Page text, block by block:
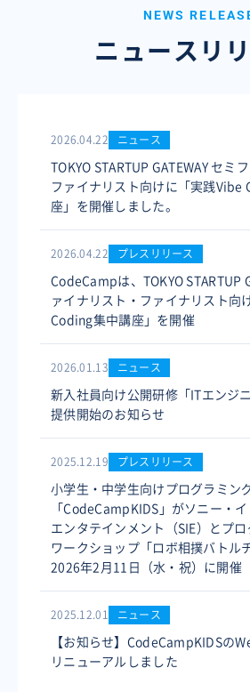
NEWS
ニュースリ
2026.04.22 ニュース
TOKYO STARTUP GATEWAY セミ
ファイナリスト向けに「実践Vibe
座」を開催しました。
2026.04.22 プレスリリース
CodeCampは、TOKYO STARTUP
ァイナリスト・ファイナリスト向
Coding集中講座」を開催
2026.01.13 ニュース
新入社員向け公開研修「ITエンジ
提供開始のお知らせ
2025.12.19 プレスリリース
小学生・中学生向けプログラミン
「CodeCampKIDS」がソニー・
エンタテインメント（SIE）とプ
ワークショップ「ロボ相撲バトル
2026年2月11日（水・祝）に開催
2025.12.01 ニュース
【お知らせ】CodeCampKIDSの
リニューアルしました